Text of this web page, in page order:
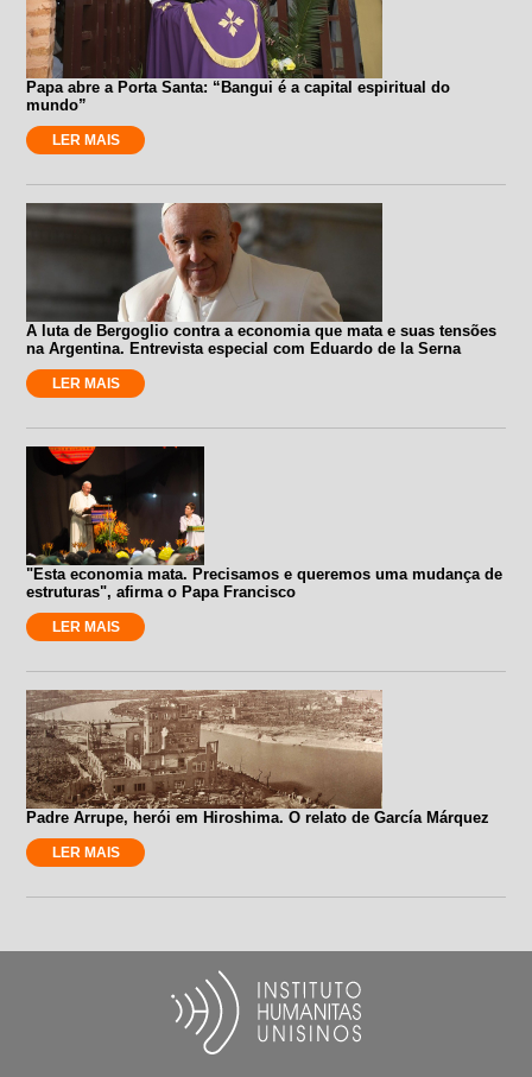
Papa abre a Porta Santa: “Bangui é a capital espiritual do
mundo”
LER MAIS
A luta de Bergoglio contra a economia que mata e suas tensões
na Argentina. Entrevista especial com Eduardo de la Serna
LER MAIS
"Esta economia mata. Precisamos e queremos uma mudança de
estruturas", afirma o Papa Francisco
LER MAIS
Padre Arrupe, herói em Hiroshima. O relato de García Márquez
LER MAIS